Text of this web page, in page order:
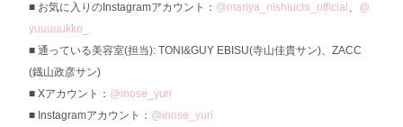
お気に入りのInstagramアカウント： @mariya_nishiuchi_official 、 @
yuuuuukko_
通っている美容室(担当): TONI&GUY EBISU(寺山佳貴サン)、ZACC
(鐡山政彦サン)
Xアカウント： @inose_yuri
Instagramアカウント： @inose_yuri